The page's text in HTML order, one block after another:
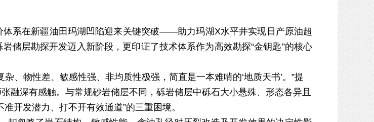
系在新疆油田玛湖凹陷迎来关键突破——助力玛湖X水平井实现日产原油超
储层勘探开发迈入新阶段，更印证了技术体系作为高效勘探“金钥匙”的核心
杂、物性差、敏感性强、 非均质性极强，简直是一本难啃的‘地质天书’。”提
融深有感触。与常规砂岩储层不同，砾岩储层中砾石大小悬殊、形态各异且
开发潜力、 打不开有效通道”的三重困境。